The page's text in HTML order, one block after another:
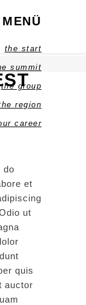
MENÜ
the start
summit
the group
region
career
do
et
ut
quis
auctor